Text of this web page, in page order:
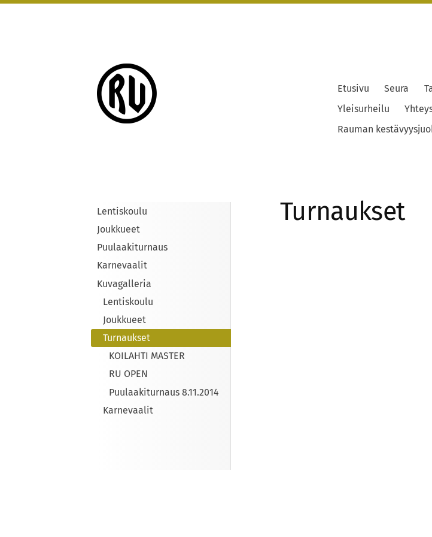
Rauman Urheilijat
Etusivu Seura
Yleisurheilu
Rauman
Lentiskoulu
Joukkueet
Puulaakiturnaus
Karnevaalit
Kuvagalleria
Lentiskoulu
Joukkueet
Turnaukset
KOILAHTI MASTER
RU OPEN
Puulaakiturnaus 8.11.2014
Karnevaalit
Turnaukset